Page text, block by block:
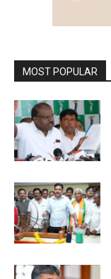
MOST POPULAR